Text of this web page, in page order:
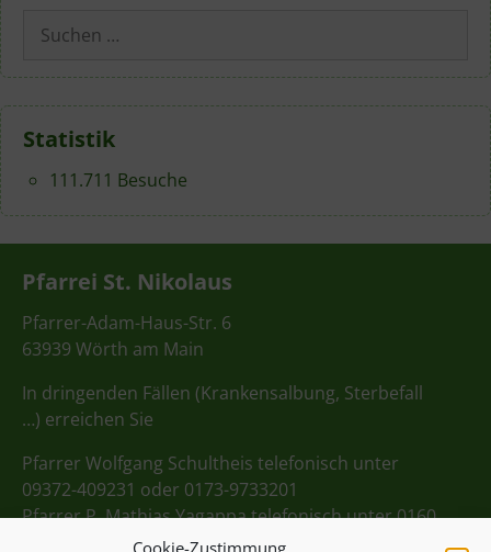
Cookie-Zustimmung
Suchen
nach:
Statistik
111.711 Besuche
Pfarrei St. Nikolaus
Pfarrer-Adam-Haus-Str. 6
63939 Wörth am Main
In dringenden Fällen (Krankensalbung, Sterbefall
…) erreichen Sie
Pfarrer Wolfgang Schultheis telefonisch unter
09372-409231 oder 0173-9733201
Pfarrer P. Mathias Yagappa telefonisch unter 0160